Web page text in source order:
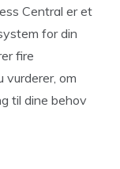
Central er et
for din
fire
vurderer, om
til dine behov